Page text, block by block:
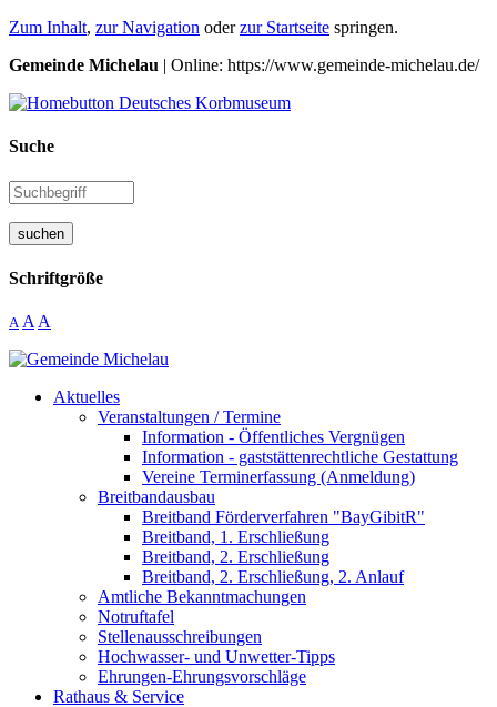
Zum Inhalt, zur Navigation oderzur Startseite springen.
Gemeinde Michelau | Online: https://www.gemeinde-michelau.de/
Suche
suchen
Schriftgröße
A A A
Aktuelles
Veranstaltungen / Termine
Information - Öffentliches Vergnügen
Information - gaststättenrechtliche Gestattung
Vereine Terminerfassung (Anmeldung)
Breitbandausbau
Breitband Förderverfahren "BayGibitR"
Breitband, 1. Erschließung
Breitband, 2. Erschließung
Breitband, 2. Erschließung, 2. Anlauf
Amtliche Bekanntmachungen
Notruftafel
Stellenausschreibungen
Hochwasser- und Unwetter-Tipps
Ehrungen-Ehrungsvorschläge
Rathaus & Service